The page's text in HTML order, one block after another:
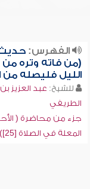
الفهرس:
(من فاته وتره من
الليل فليصله من
للشيخ: عبد العزيز
الطريفي
جزء من محاضرة (
المعلة في الصلاة [25])